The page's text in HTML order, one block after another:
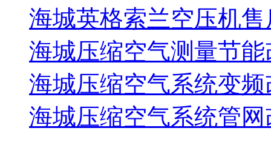
海城英格索兰空压机
海城压缩空气测量节能
海城压缩空气系统变频
海城压缩空气系统管网